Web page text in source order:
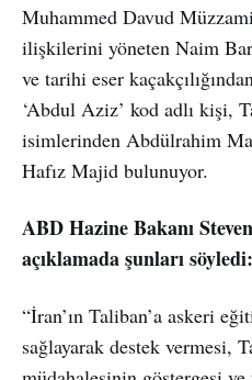
Muhammed Davud
ilişkilerini yöneten Naim
ve tarihi eser
‘Abdul Aziz’ kod adlı kişi,
isimlerinden Abdülrahim
Hafız Majid bulunuyor.
ABD Hazine Bakanı
açıklamada şunları söyledi:
“İran’ın Taliban’a askeri
sağlayarak destek vermesi,